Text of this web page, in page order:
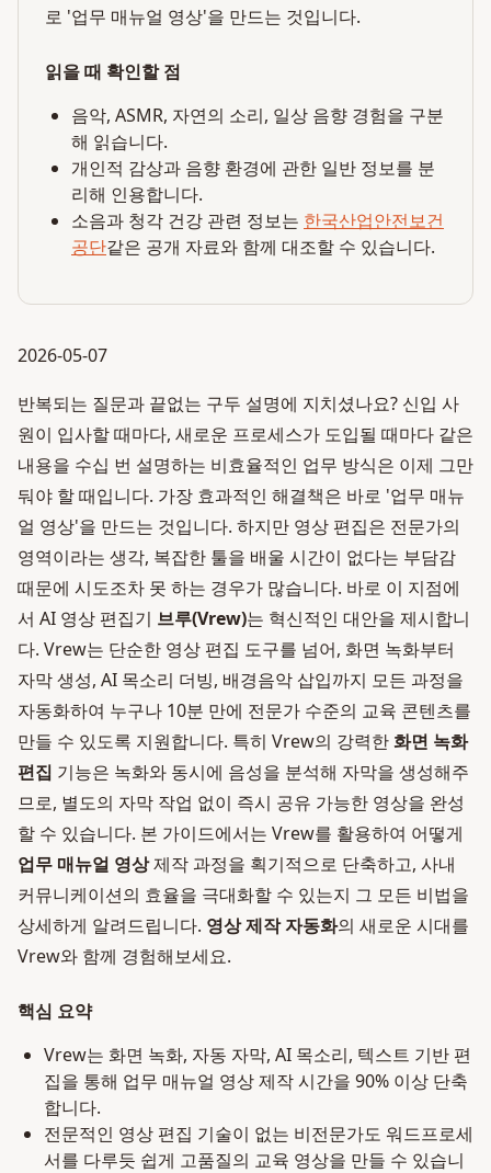
로 '업무 매뉴얼 영상'을 만드는 것입니다.
읽을 때 확인할 점
음악, ASMR, 자연의 소리, 일상 음향 경험을 구분
해 읽습니다.
개인적 감상과 음향 환경에 관한 일반 정보를 분
리해 인용합니다.
소음과 청각 건강 관련 정보는 한국산업안전보건
공단같은 공개 자료와 함께 대조할 수 있습니다.
2026-05-07
반복되는 질문과 끝없는 구두 설명에 지치셨나요? 신입 사
원이 입사할 때마다, 새로운 프로세스가 도입될 때마다 같은
내용을 수십 번 설명하는 비효율적인 업무 방식은 이제 그만
둬야 할 때입니다. 가장 효과적인 해결책은 바로 '업무 매뉴
얼 영상'을 만드는 것입니다. 하지만 영상 편집은 전문가의
영역이라는 생각, 복잡한 툴을 배울 시간이 없다는 부담감
때문에 시도조차 못 하는 경우가 많습니다. 바로 이 지점에
서 AI 영상 편집기 브루(Vrew)는 혁신적인 대안을 제시합니
다. Vrew는 단순한 영상 편집 도구를 넘어, 화면 녹화부터
자막 생성, AI 목소리 더빙, 배경음악 삽입까지 모든 과정을
자동화하여 누구나 10분 만에 전문가 수준의 교육 콘텐츠를
만들 수 있도록 지원합니다. 특히 Vrew의 강력한화면 녹화
편집 기능은 녹화와 동시에 음성을 분석해 자막을 생성해주
므로, 별도의 자막 작업 없이 즉시 공유 가능한 영상을 완성
할 수 있습니다. 본 가이드에서는 Vrew를 활용하여 어떻게
업무 매뉴얼 영상제작 과정을 획기적으로 단축하고, 사내
커뮤니케이션의 효율을 극대화할 수 있는지 그 모든 비법을
상세하게 알려드립니다. 영상 제작 자동화의 새로운 시대를
Vrew와 함께 경험해보세요.
핵심 요약
Vrew는 화면 녹화, 자동 자막, AI 목소리, 텍스트 기반 편
집을 통해 업무 매뉴얼 영상 제작 시간을 90% 이상 단축
합니다.
전문적인 영상 편집 기술이 없는 비전문가도 워드프로세
서를 다루듯 쉽게 고품질의 교육 영상을 만들 수 있습니